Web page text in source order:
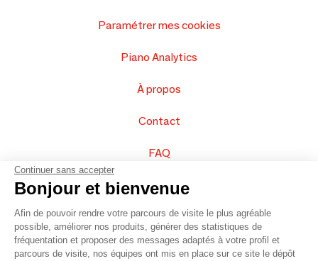
Paramétrer mes cookies
Piano Analytics
À propos
Contact
FAQ
Vendez vos produits
Plan du site
Continuer sans accepter
Bonjour et bienvenue
Afin de pouvoir rendre votre parcours de visite le plus agréable
possible, améliorer nos produits, générer des statistiques de
fréquentation et proposer des messages adaptés à votre profil et
parcours de visite, nos équipes ont mis en place sur ce site le dépôt